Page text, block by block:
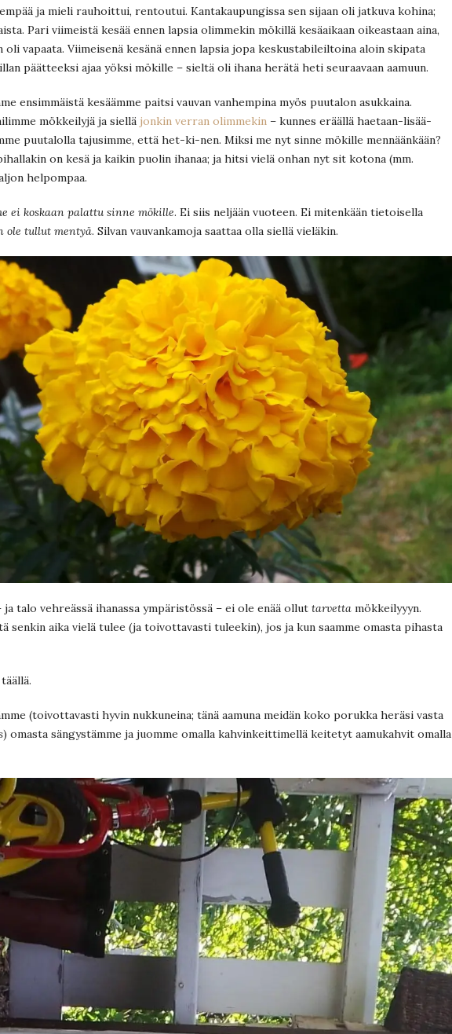
ja mieli rauhoittui, rentoutui. Kantakaupungissa sen sijaan oli jatkuva kohina;
Pari viimeistä kesää ennen lapsia olimmekin mökillä kesäaikaan oikeastaan aina,
oli vapaata. Viimeisenä kesänä ennen lapsia jopa keskustabileiltoina aloin skipata
päätteeksi ajaa yöksi mökille – sieltä oli ihana herätä heti seuraavaan aamuun.
ensimmäistä kesäämme paitsi vauvan vanhempina myös puutalon asukkaina.
mökkeilyjä ja siellä jonkin verran olimmekin – kunnes eräällä haetaan-lisää-
puutalolla tajusimme, että het-ki-nen. Miksi me nyt sinne mökille mennäänkään?
on kesä ja kaikin puolin ihanaa; ja hitsi vielä onhan nyt sit kotona (mm.
helpompaa.
ei koskaan palattu sinne mökille. Ei siis neljään vuoteen. Ei mitenkään tietoisella
ole tullut mentyä. Silvan vauvankamoja saattaa olla siellä vieläkin.
talo vehreässä ihanassa ympäristössä – ei ole enää ollut tarvetta mökkeilyyyn.
senkin aika vielä tulee (ja toivottavasti tuleekin), jos ja kun saamme omasta pihasta
(toivottavasti hyvin nukkuneina; tänä aamuna meidän koko porukka heräsi vasta
) omasta sängystämme ja juomme omalla kahvinkeittimellä keitetyt aamukahvit omalla